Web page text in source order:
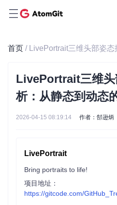
首页
LivePortrait三维头
析：从静态到动态
2026-04-15 08:19:14 作者：郜逊炳
LivePortrait
Bring portraits to life!
项目地址：
https://gitcode.com/